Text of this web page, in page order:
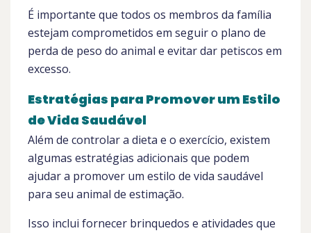
É importante que todos os membros da família
estejam comprometidos em seguir o plano de
perda de peso do animal e evitar dar petiscos em
excesso.
Estratégias para Promover um Estilo
de Vida Saudável
Além de controlar a dieta e o exercício, existem
algumas estratégias adicionais que podem
ajudar a promover um estilo de vida saudável
para seu animal de estimação.
Isso inclui fornecer brinquedos e atividades que